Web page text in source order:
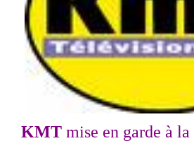
KMT mise en garde à la